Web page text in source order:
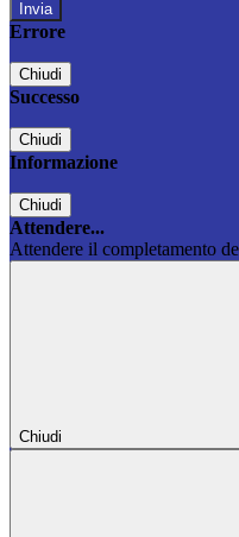
Errore
Chiudi
Successo
Chiudi
Informazione
Chiudi
Attendere...
Attendere il completamento
Chiudi